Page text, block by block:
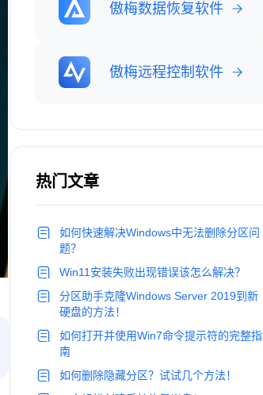
傲梅数据恢复软件
傲梅远程控制软件
热门文章
如何快速解决Windows中无法删除分区问
题？
Win11安装失败出现错误该怎么解决？
分区助手克隆Windows Server 2019到新
硬盘的方法！
如何打开并使用Win7命令提示符的完整指
南
如何删除隐藏分区？试试几个方法！